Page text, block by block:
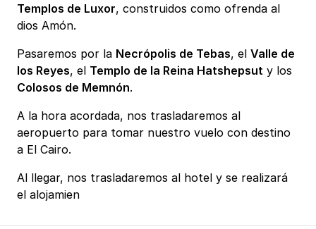
Templos de Luxor, construidos como ofrenda al
dios Amón.
Pasaremos por la Necrópolis de Tebas, el Valle de
los Reyes, el Templo de la Reina Hatshepsut y los
Colosos de Memnón.
A la hora acordada, nos trasladaremos al
aeropuerto para tomar nuestro vuelo con destino
a El Cairo.
Al llegar, nos trasladaremos al hotel y se realizará
el alojamien